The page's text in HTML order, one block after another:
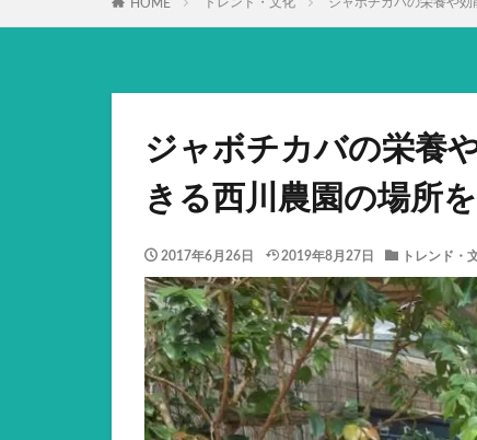
HOME
ジャボチカバの栄養
きる西川農園の場所
2017年6月26日 2019年8月27日 トレンド・